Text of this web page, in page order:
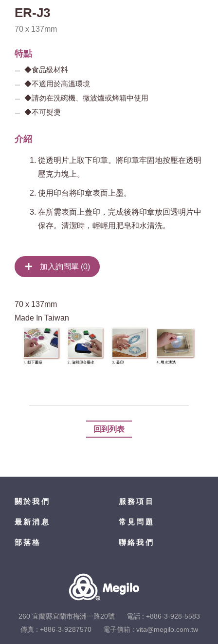
ER-J3
70 x 137mm
特點
◆食品級材料
◆不適用於高溫環境
◆請勿在洗碗機、微波爐或烤箱中使用
◆不可熨燙
介紹
從透明片上取下印章。將印章牢固地按壓在透明
壓克力塊上。
使用印台將印章表面上墨。
在所需表面上蓋印，完成後將印章放回透明片中
保存。清潔時，輕輕用肥皂和水清洗。
加入詢問單 (0)
70 x 137mm
Made In Taiwan
回到列表
關於我們 服務項目
最新消息 常見問題
部落格 聯絡我們
260 宜蘭縣宜蘭市梅洲一路20號 電話 : +886-3-928-5583
傳真 : +886-3-9287570
電子信箱 : vita@megilo.com.tw